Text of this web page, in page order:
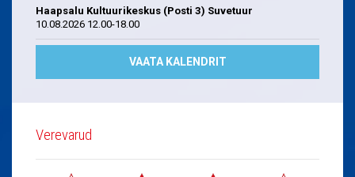
Haapsalu Kultuurikeskus (Posti 3) Suvetuur
10.08.2026 12.00-18.00
VAATA KALENDRIT
Verevarud